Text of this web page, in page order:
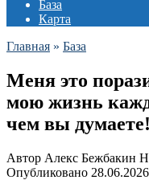
База
Карта
Главная » База
Меня это
мою жизнь
чем вы
Автор Алекс Бежбакин
Опубликовано 28.06.2026